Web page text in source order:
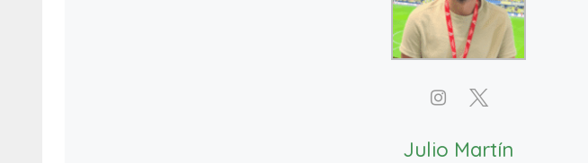
Julio Martín